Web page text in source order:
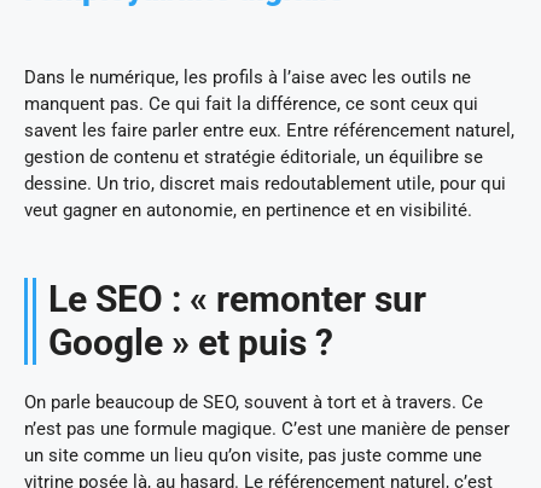
Dans le numérique, les profils à l’aise avec les outils ne
manquent pas. Ce qui fait la différence, ce sont ceux qui
savent les faire parler entre eux. Entre référencement naturel,
gestion de contenu et stratégie éditoriale, un équilibre se
dessine. Un trio, discret mais redoutablement utile, pour qui
veut gagner en autonomie, en pertinence et en visibilité.
Le SEO : « remonter sur
Google » et puis ?
On parle beaucoup de SEO, souvent à tort et à travers. Ce
n’est pas une formule magique. C’est une manière de penser
un site comme un lieu qu’on visite, pas juste comme une
vitrine posée là, au hasard. Le référencement naturel, c’est